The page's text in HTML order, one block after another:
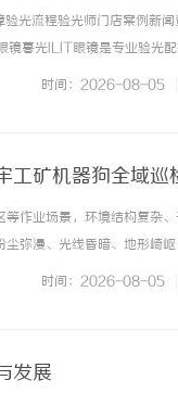
光流程验光师门店案例新
光ILIT眼镜是专业验光配
明价格和直营售后为基础
时间：2026-08-05
工矿机器狗全域巡
作业场景，环境结构复杂
弥漫、光线昏暗、地形崎
影响，出现目标识别模糊、
时间：2026-08-05
发展